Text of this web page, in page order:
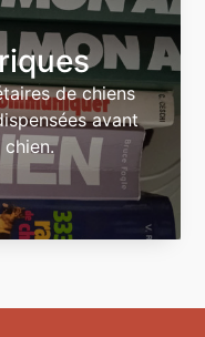
de chiens
avant